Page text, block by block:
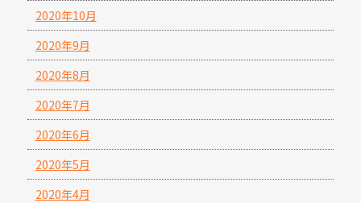
2020年10月
2020年9月
2020年8月
2020年7月
2020年6月
2020年5月
2020年4月